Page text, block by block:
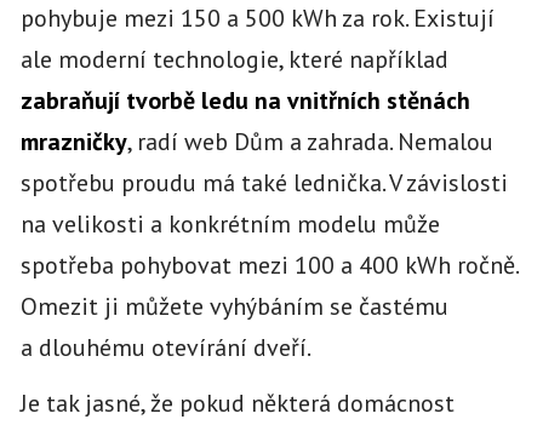
pohybuje mezi 150 a 500 kWh za rok. Existují
ale moderní technologie, které například
zabraňují tvorbě ledu na vnitřních stěnách
mrazničky, radí web Dům a zahrada. Nemalou
spotřebu proudu má také lednička. V závislosti
na velikosti a konkrétním modelu může
spotřeba pohybovat mezi 100 a 400 kWh ročně.
Omezit ji můžete vyhýbáním se častému
a dlouhému otevírání dveří.
Je tak jasné, že pokud některá domácnost